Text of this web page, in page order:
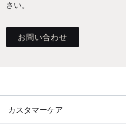
さい。
お問い合わせ
カスタマーケア